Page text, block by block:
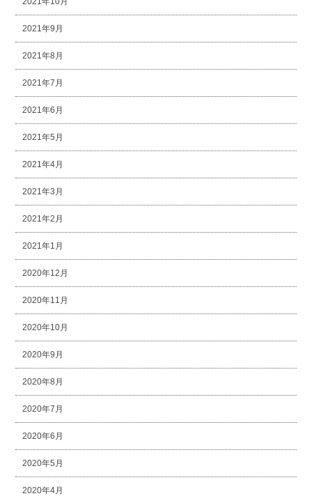
2021年9月
2021年8月
2021年7月
2021年6月
2021年5月
2021年4月
2021年3月
2021年2月
2021年1月
2020年12月
2020年11月
2020年10月
2020年9月
2020年8月
2020年7月
2020年6月
2020年5月
2020年4月